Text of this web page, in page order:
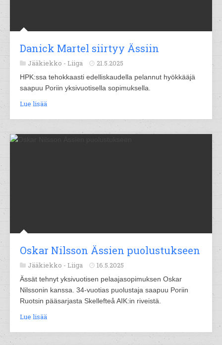
Danick Martel siirtyy Ässiin
Jääkiekko - Liiga 21.5.2025
HPK:ssa tehokkaasti edelliskaudella pelannut hyökkääjä
saapuu Poriin yksivuotisella sopimuksella.
Lue lisää
Oskar Nilsson Ässien puolustukseen
Jääkiekko - Liiga 16.5.2025
Ässät tehnyt yksivuotisen pelaajasopimuksen Oskar
Nilssonin kanssa. 34-vuotias puolustaja saapuu Poriin
Ruotsin pääsarjasta Skellefteå AIK:in riveistä.
Lue lisää